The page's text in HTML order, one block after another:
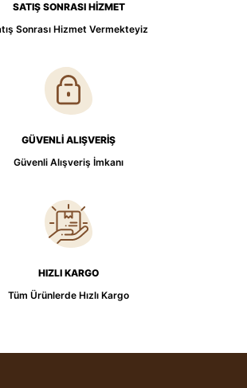
SATIŞ SONRASI HİZMET
Sonrası Hizmet Vermekteyiz
GÜVENLİ ALIŞVERİŞ
Güvenli Alışveriş İmkanı
HIZLI KARGO
Tüm Ürünlerde Hızlı Kargo